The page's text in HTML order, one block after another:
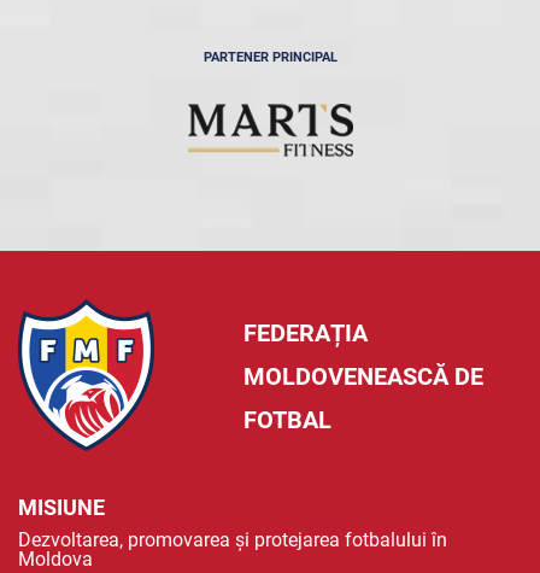
PARTENER PRINCIPAL
FEDERAȚIA
MOLDOVENEASCĂ DE
FOTBAL
MISIUNE
Dezvoltarea, promovarea și protejarea fotbalului în
Moldova